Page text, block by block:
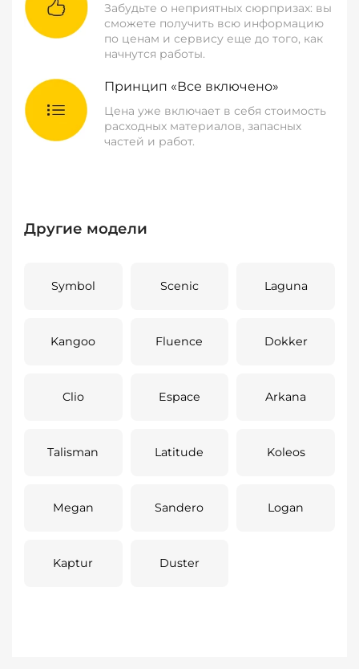
Забудьте о неприятных сюрпризах: вы
сможете получить всю информацию
по ценам и сервису еще до того, как
начнутся работы.
Принцип «Все включено»
Цена уже включает в себя стоимость
расходных материалов, запасных
частей и работ.
Другие модели
Symbol Scenic Laguna
Kangoo Fluence Dokker
Clio Espace Arkana
Talisman Latitude Koleos
Megan Sandero Logan
Kaptur Duster